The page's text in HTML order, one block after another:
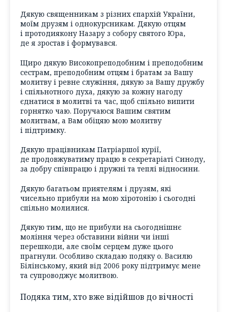
Дякую священникам з різних єпархій України,
моїм друзям і однокурсникам. Дякую отцям
і протодиякону Назару з собору святого Юра,
де я зростав і формувався.
Щиро дякую Високопреподобним і преподобним
сестрам, преподобним отцям і братам за Вашу
молитву і ревне служіння, дякую за Вашу дружбу
і спільнотного духа, дякую за кожну нагоду
єднатися в молитві та час, щоб спільно випити
горнятко чаю. Поручаюся Вашим святим
молитвам, а Вам обіцяю мою молитву
і підтримку.
Дякую працівникам Патріаршої курії,
де продовжуватиму працю в секретаріаті Синоду,
за добру співпрацю і дружні та теплі відносини.
Дякую багатьом приятелям і друзям, які
чисельно прибули на мою хіротонію і сьогодні
спільно молилися.
Дякую тим, що не прибули на сьогоднішнє
моління через обставини війни чи інші
перешкоди, але своїм серцем дуже цього
прагнули. Особливо складаю подяку о. Василю
Білінському, який від 2006 року підтримує мене
та супроводжує молитвою.
Подяка тим, хто вже відійшов до вічності